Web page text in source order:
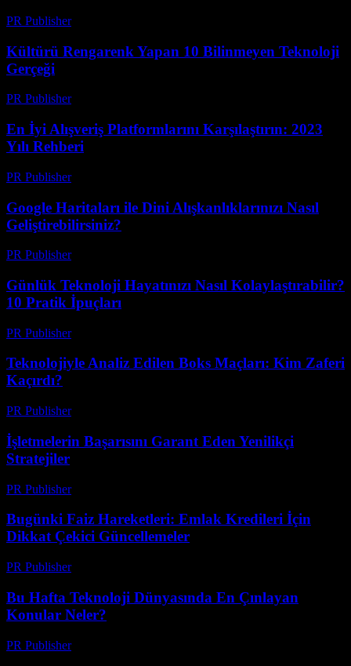
PR Publisher-
Kültürü Rengarenk Yapan 10 Bilinmeyen Teknoloji
Gerçeği
PR Publisher-
En İyi Alışveriş Platformlarını Karşılaştırın: 2023
Yılı Rehberi
PR Publisher-
Google Haritaları ile Dini Alışkanlıklarınızı Nasıl
Geliştirebilirsiniz?
PR Publisher-
Günlük Teknoloji Hayatınızı Nasıl Kolaylaştırabilir?
10 Pratik İpuçları
PR Publisher-
Teknolojiyle Analiz Edilen Boks Maçları: Kim Zaferi
Kaçırdı?
PR Publisher-
İşletmelerin Başarısını Garant Eden Yenilikçi
Stratejiler
PR Publisher-
Bugünki Faiz Hareketleri: Emlak Kredileri İçin
Dikkat Çekici Güncellemeler
PR Publisher-
Bu Hafta Teknoloji Dünyasında En Çınlayan
Konular Neler?
PR Publisher-